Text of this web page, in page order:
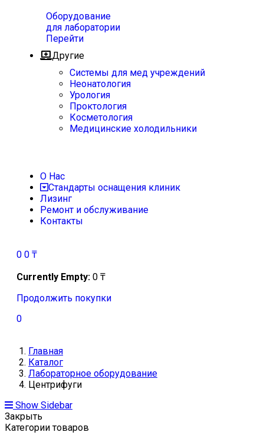
Оборудование
для лаборатории
Перейти
Другие
Системы для мед учреждений
Неонатология
Урология
Проктология
Косметология
Медицинские холодильники
О Нас
Стандарты оснащения клиник
Лизинг
Ремонт и обслуживание
Контакты
0 0 ₸
Currently Empty: 0 ₸
Продолжить покупки
0
Главная
Каталог
Лабораторное оборудование
Центрифуги
Show Sidebar
Закрыть
Категории товаров